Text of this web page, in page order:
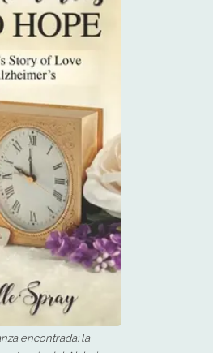
encontrada: la